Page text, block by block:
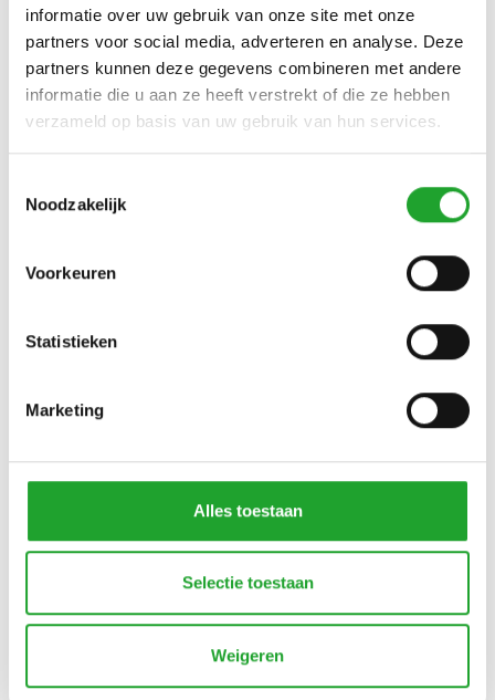
informatie over uw gebruik van onze site met onze
partners voor social media, adverteren en analyse. Deze
partners kunnen deze gegevens combineren met andere
informatie die u aan ze heeft verstrekt of die ze hebben
verzameld op basis van uw gebruik van hun services.
Noodzakelijk
Voorkeuren
Statistieken
Marketing
Alles toestaan
Selectie toestaan
Weigeren
Neem hier direct contact op met Service en
Import Center.
Service Center diensten en tarieven 2026